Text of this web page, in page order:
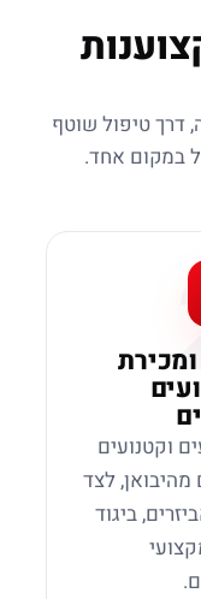
דרך טיפול שוטף
במקום אחד.
וקטנועים
לצד
ביגוד